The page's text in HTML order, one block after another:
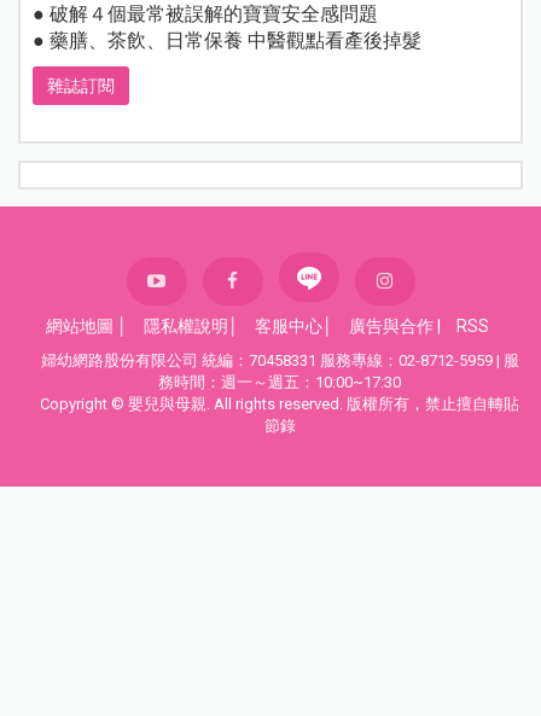
● 破解４個最常被誤解的寶寶安全感問題
● 藥膳、茶飲、日常保養 中醫觀點看產後掉髮
雜誌訂閱
網站地圖 隱私權說明 客服中心 廣告與合作 RSS
婦幼網路股份有限公司 統編：70458331 服務專線：02-8712-5959 | 服
務時間：週一～週五：10:00~17:30
Copyright © 嬰兒與母親. All rights reserved. 版權所有，禁止擅自轉貼
節錄